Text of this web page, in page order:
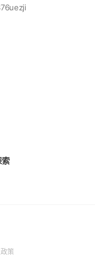
索
策(Open